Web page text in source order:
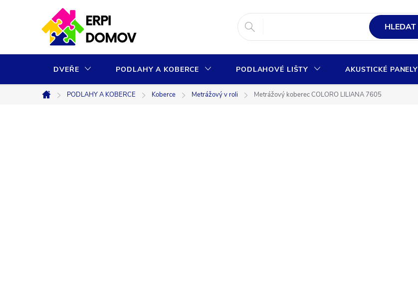
HLEDAT
DVEŘE PODLAHY A KOBERCE PODLAHOVÉ LIŠTY AKUSTICKÉ PANELY
Domů
PODLAHY A KOBERCE Koberce Metrážový v roli Metrážový koberec COLORO LILIANA 7605